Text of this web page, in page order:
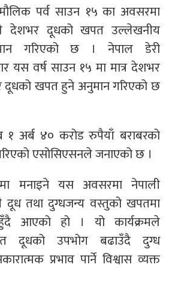
पर्व साउन १५ का अवसरमा
देशभर दूधको खपत उल्लेखनीय
गरिएको छ । नेपाल डेरी
यस वर्ष साउन १५ मा मात्र देशभर
दूधको खपत हुने अनुमान गरिएको छ
अर्ब ४० करोड रुपैयाँ बराबरको
एसोसिएसनले जनाएको छ ।
मनाइने यस अवसरमा नेपाली
दूध तथा दुग्धजन्य वस्तुको खपतमा
आएको हो । यो कार्यक्रमले
दूधको उपभोग बढाउँदै दुग्ध
प्रभाव पार्ने विश्वास व्यक्त